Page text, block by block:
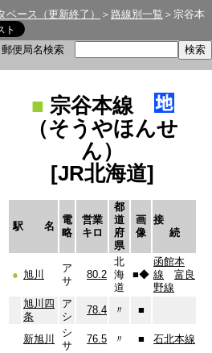
ベース（更新終了） ＞ 路線別一覧 ＞宗谷本
郵便局名検索
■ 宗谷本線
（そうやほんせ
ん）
[JR北海道]
駅 名
電
略
営業
キロ
都
道
府
県
画
像
接
続
● 旭川
ア
サ
80.2
北
海
道
■◆
函館本
線
富良
野線
旭川四
条
ア
シ
78.4 〃 ■
新旭川
シ
サ
76.5 〃 ■ 石北本線